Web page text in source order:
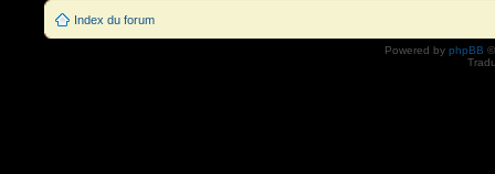
Index du forum
Powered by phpBB